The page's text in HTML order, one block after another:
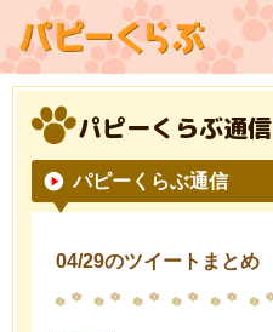
パピーくらぶ通信
パピーくらぶ通信
04/29のツイートまとめ